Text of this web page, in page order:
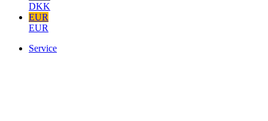
DKK
EUR
EUR
Service